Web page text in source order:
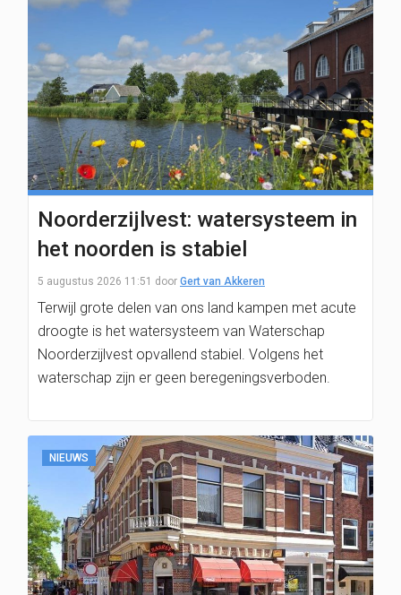
Noorderzijlvest: watersysteem in
het noorden is stabiel
5 augustus 2026 11:51 door Gert van Akkeren
Terwijl grote delen van ons land kampen met acute
droogte is het watersysteem van Waterschap
Noorderzijlvest opvallend stabiel. Volgens het
waterschap zijn er geen beregeningsverboden.
NIEUWS